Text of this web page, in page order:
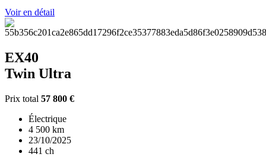
Voir en détail
EX40
Twin Ultra
Prix total 57 800 €
Électrique
4 500 km
23/10/2025
441 ch